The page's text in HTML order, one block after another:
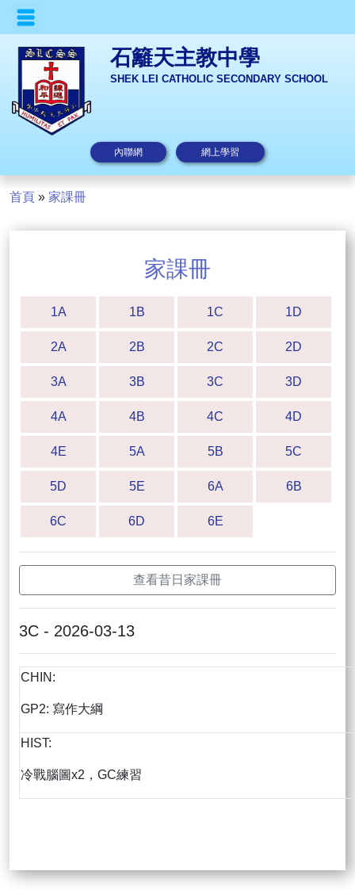
石籬天主教中學
SHEK LEI CATHOLIC SECONDARY SCHOOL
內聯網 網上學習
首頁 » 家課冊
家課冊
1A 1B 1C 1D
2A 2B 2C 2D
3A 3B 3C 3D
4A 4B 4C 4D
4E 5A 5B 5C
5D 5E 6A 6B
6C 6D 6E
查看昔日家課冊
3C - 2026-03-13
CHIN:
GP2: 寫作大綱
HIST:
冷戰腦圖x2，GC練習